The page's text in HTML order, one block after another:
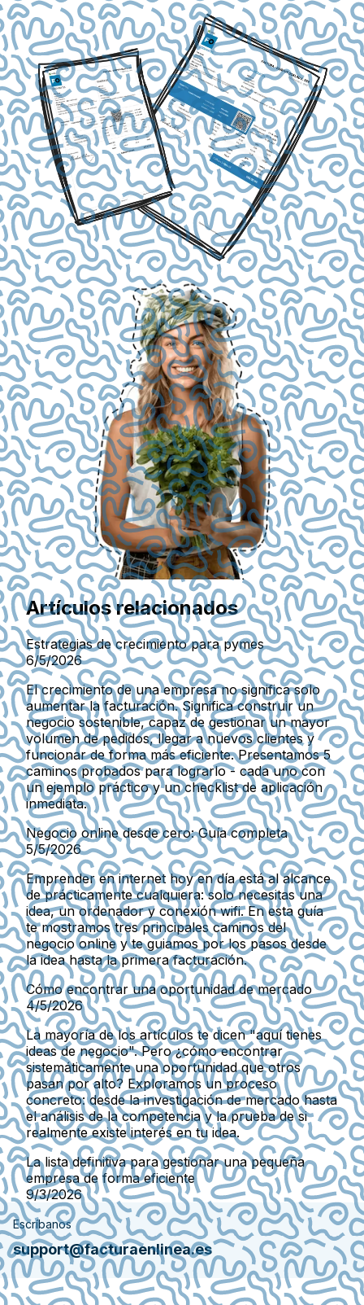
Artículos relacionados
Estrategias de crecimiento para pymes
6/5/2026
El crecimiento de una empresa no significa solo
aumentar la facturación. Significa construir un
negocio sostenible, capaz de gestionar un mayor
volumen de pedidos, llegar a nuevos clientes y
funcionar de forma más eficiente. Presentamos 5
caminos probados para lograrlo - cada uno con
un ejemplo práctico y un checklist de aplicación
inmediata.
Negocio online desde cero: Guía completa
5/5/2026
Emprender en internet hoy en día está al alcance
de prácticamente cualquiera: solo necesitas una
idea, un ordenador y conexión wifi. En esta guía
te mostramos tres principales caminos del
negocio online y te guiamos por los pasos desde
la idea hasta la primera facturación.
Cómo encontrar una oportunidad de mercado
4/5/2026
La mayoría de los artículos te dicen "aquí tienes
ideas de negocio". Pero ¿cómo encontrar
sistemáticamente una oportunidad que otros
pasan por alto? Exploramos un proceso
concreto: desde la investigación de mercado hasta
el análisis de la competencia y la prueba de si
realmente existe interés en tu idea.
La lista definitiva para gestionar una pequeña
empresa de forma eficiente
9/3/2026
Escríbanos
support@facturaenlinea.es